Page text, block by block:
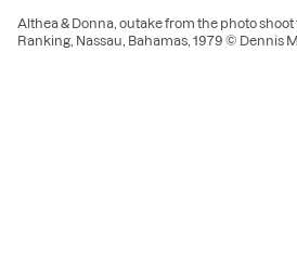
Althea & Donna, outake from the photo shoot
Ranking, Nassau, Bahamas, 1979 © Dennis